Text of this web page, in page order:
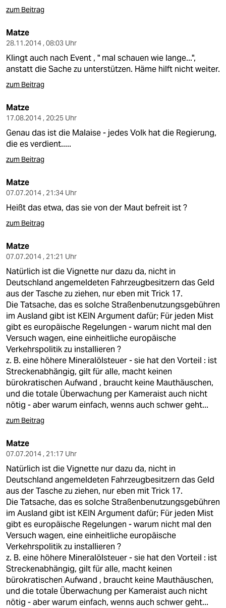
zum Beitrag
Matze
28.11.2014 , 08:03 Uhr
Klingt auch nach Event , " mal schauen wie lange...",
anstatt die Sache zu unterstützen. Häme hilft nicht weiter.
zum Beitrag
Matze
17.08.2014 , 20:25 Uhr
Genau das ist die Malaise - jedes Volk hat die Regierung,
die es verdient.....
zum Beitrag
Matze
07.07.2014 , 21:34 Uhr
Heißt das etwa, das sie von der Maut befreit ist ?
zum Beitrag
Matze
07.07.2014 , 21:21 Uhr
Natürlich ist die Vignette nur dazu da, nicht in
Deutschland angemeldeten Fahrzeugbesitzern das Geld
aus der Tasche zu ziehen, nur eben mit Trick 17.
Die Tatsache, das es solche Straßenbenutzungsgebühren
im Ausland gibt ist KEIN Argument dafür; Für jeden Mist
gibt es europäische Regelungen - warum nicht mal den
Versuch wagen, eine einheitliche europäische
Verkehrspolitik zu installieren ?
z. B. eine höhere Mineralölsteuer - sie hat den Vorteil : ist
Streckenabhängig, gilt für alle, macht keinen
bürokratischen Aufwand , braucht keine Mauthäuschen,
und die totale Überwachung per Kameraist auch nicht
nötig - aber warum einfach, wenns auch schwer geht...
zum Beitrag
Matze
07.07.2014 , 21:17 Uhr
Natürlich ist die Vignette nur dazu da, nicht in
Deutschland angemeldeten Fahrzeugbesitzern das Geld
aus der Tasche zu ziehen, nur eben mit Trick 17.
Die Tatsache, das es solche Straßenbenutzungsgebühren
im Ausland gibt ist KEIN Argument dafür; Für jeden Mist
gibt es europäische Regelungen - warum nicht mal den
Versuch wagen, eine einheitliche europäische
Verkehrspolitik zu installieren ?
z. B. eine höhere Mineralölsteuer - sie hat den Vorteil : ist
Streckenabhängig, gilt für alle, macht keinen
bürokratischen Aufwand , braucht keine Mauthäuschen,
und die totale Überwachung per Kameraist auch nicht
nötig - aber warum einfach, wenns auch schwer geht...